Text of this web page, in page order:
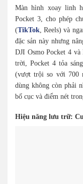
Màn hình xoay linh
Pocket 3, cho phép
(TikTok , Reels) và
đặc sản này nhưng
DJI Osmo Pocket 4
trời, Pocket 4 tỏa
(vượt trội so với 700
dùng không còn phải
bố cục và điểm nét
Hiệu năng lưu trữ: